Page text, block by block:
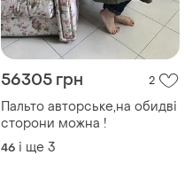
56305 грн 2
Пальто авторське,на обидві
сторони можна !
46 і ще 3